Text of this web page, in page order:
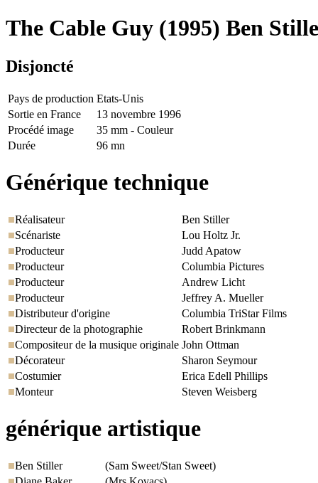
The Cable Guy (1995) Ben
Disjoncté
Pays de production Etats-Unis
Sortie en France
13 novembre 1996
Procédé image
35 mm - Couleur
Durée
96 mn
Générique technique
Réalisateur
Ben Stiller
Scénariste
Lou Holtz Jr.
Producteur
Judd Apatow
Producteur
Columbia Pictures
Producteur
Andrew Licht
Producteur
Jeffrey A. Mueller
Distributeur d'origine
Columbia TriStar Films
Directeur de la photographie
Robert Brinkmann
Compositeur de la musique originale John Ottman
Décorateur
Sharon Seymour
Costumier
Erica Edell Phillips
Monteur
Steven Weisberg
générique artistique
Ben Stiller
(Sam Sweet/Stan Sweet)